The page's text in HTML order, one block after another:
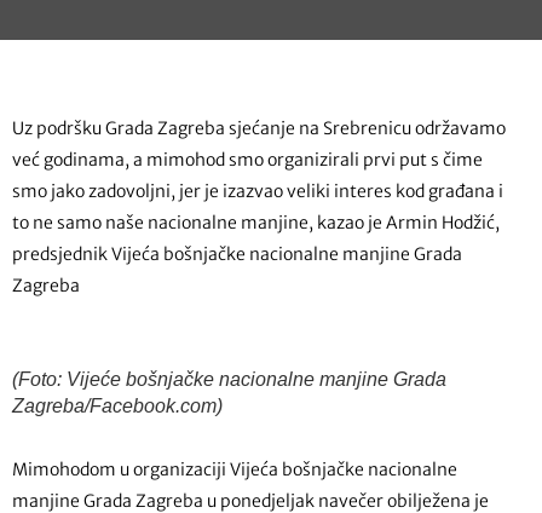
Uz podršku Grada Zagreba sjećanje na Srebrenicu održavamo
već godinama, a mimohod smo organizirali prvi put s čime
smo jako zadovoljni, jer je izazvao veliki interes kod građana i
to ne samo naše nacionalne manjine, kazao je Armin Hodžić,
predsjednik Vijeća bošnjačke nacionalne manjine Grada
Zagreba
(Foto: Vijeće bošnjačke nacionalne manjine Grada
Zagreba/Facebook.com)
Mimohodom u organizaciji Vijeća bošnjačke nacionalne
manjine Grada Zagreba u ponedjeljak navečer obilježena je